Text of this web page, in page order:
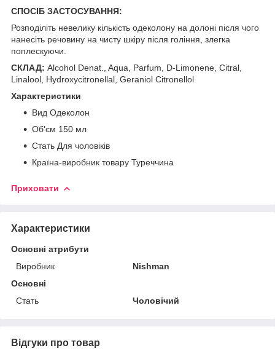
СПОСІБ ЗАСТОСУВАННЯ:
Розподіліть невелику кількість одеколону на долоні після чого
нанесіть речовину на чисту шкіру після гоління, злегка
поплескуючи.
СКЛАД: Alcohol Denat., Aqua, Parfum, D-Limonene, Citral,
Linalool, Hydroxycitronellal, Geraniol Citronellol
Характеристики
Вид Одеколон
Об'єм 150 мл
Стать Для чоловіків
Країна-виробник товару Туреччина
Приховати
Характеристики
Основні атрибути
Виробник
Nishman
Основні
Стать
Чоловічий
Відгуки про товар